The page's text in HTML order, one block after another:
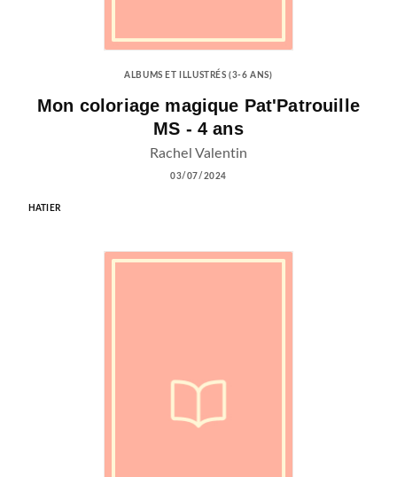
ALBUMS ET ILLUSTRÉS (3-6 ANS)
Mon coloriage magique Pat'Patrouille
MS - 4 ans
Rachel Valentin
03/07/2024
HATIER